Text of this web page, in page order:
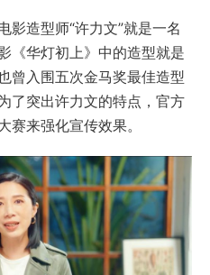
造型师“许力文”就是一名
《华灯初上》中的造型就是
曾入围五次金马奖最佳造型
了突出许力文的特点，官方
赛来强化宣传效果。